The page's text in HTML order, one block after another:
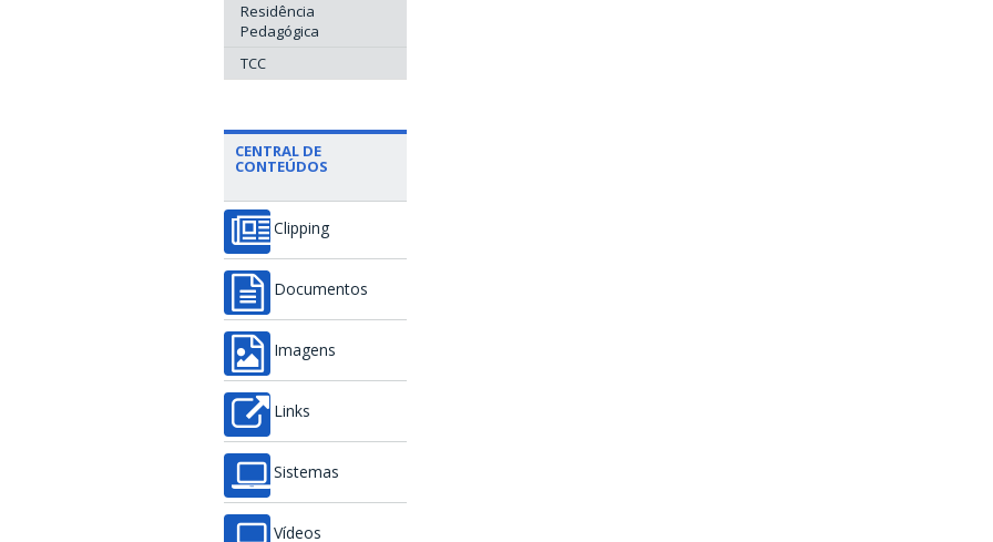
Residência
Pedagógica
TCC
CENTRAL DE
CONTEÚDOS
Clipping
Documentos
Imagens
Links
Sistemas
Vídeos